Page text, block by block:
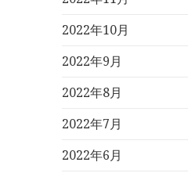
2022年10月
2022年9月
2022年8月
2022年7月
2022年6月